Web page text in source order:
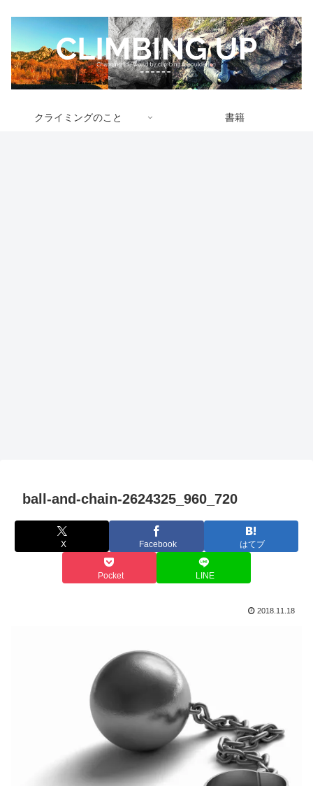
クライミングのこと 書籍
ball-and-chain-2624325_960_720
X Facebook はてブ
Pocket LINE
2018.11.18